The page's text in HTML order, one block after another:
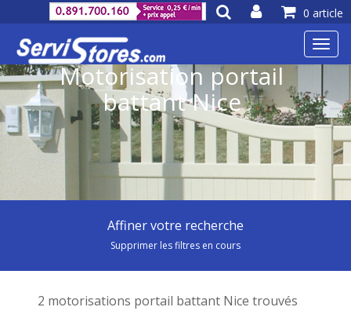
0 article
Motorisation portail
battant Nice
Affiner votre recherche
Supprimer les filtres en cours
2 motorisations portail battant Nice trouvés